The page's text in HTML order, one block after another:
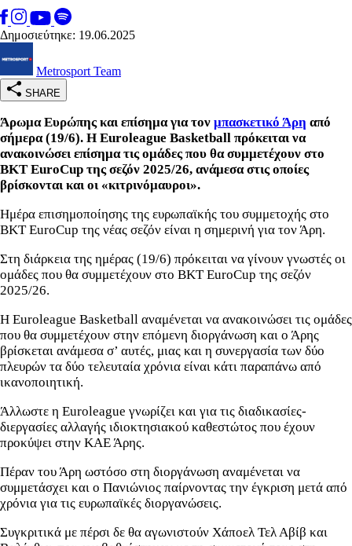
Δημοσιεύτηκε: 19.06.2025
Metrosport Team
SHARE
Άρωμα Ευρώπης και επίσημα για τον μπασκετικό Άρη από
σήμερα (19/6). Η Euroleague Basketball πρόκειται να
ανακοινώσει επίσημα τις ομάδες που θα συμμετέχουν στο
BKT EuroCup της σεζόν 2025/26, ανάμεσα στις οποίες
βρίσκονται και οι «κιτρινόμαυροι».
Ημέρα επισημοποίησης της ευρωπαϊκής του συμμετοχής στο
ΒΚT EuroCup της νέας σεζόν είναι η σημερινή για τον Άρη.
Στη διάρκεια της ημέρας (19/6) πρόκειται να γίνουν γνωστές οι
ομάδες που θα συμμετέχουν στο BKT EuroCup της σεζόν
2025/26.
Η Euroleague Basketball αναμένεται να ανακοινώσει τις ομάδες
που θα συμμετέχουν στην επόμενη διοργάνωση και ο Άρης
βρίσκεται ανάμεσα σ’ αυτές, μιας και η συνεργασία των δύο
πλευρών τα δύο τελευταία χρόνια είναι κάτι παραπάνω από
ικανοποιητική.
Άλλωστε η Euroleague γνωρίζει και για τις διαδικασίες-
διεργασίες αλλαγής ιδιοκτησιακού καθεστώτος που έχουν
προκύψει στην ΚΑΕ Άρης.
Πέραν του Άρη ωστόσο στη διοργάνωση αναμένεται να
συμμετάσχει και ο Πανιώνιος παίρνοντας την έγκριση μετά από
χρόνια για τις ευρωπαϊκές διοργανώσεις.
Συγκριτικά με πέρσι δε θα αγωνιστούν Χάποελ Τελ Αβίβ και